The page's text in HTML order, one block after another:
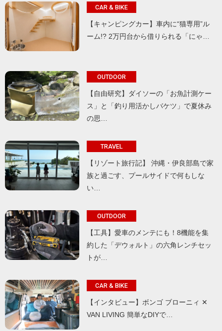
CAR & BIKE
【キャンピングカー】車内に“猫専用”ル
ーム!? 2万円台から借りられる「にゃ…
OUTDOOR
【自由研究】ダイソーの「お魚計測ケー
ス」と「釣り用活かしバケツ」で夏休み
の思…
TRAVEL
【リゾート旅行記】 沖縄・伊良部島で家
族と過ごす、プールサイドで何もしな
い…
OUTDOOR
【工具】愛車のメンテにも！8機能を集
約した「デウォルト」の六角レンチセッ
トが…
CAR & BIKE
【インタビュー】ボンゴ ブローニィ ✕
VAN LIVING 簡単なDIYで…